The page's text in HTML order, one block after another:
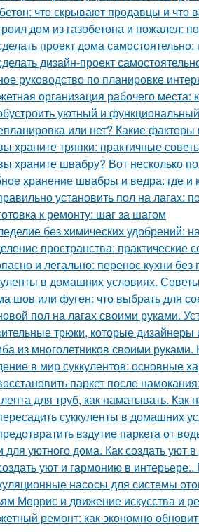
что скрывают продавцы и что
дом из газобетона и пожалел:
проект дома
дизайн-проект
руководство по планировке
организация рабочего
уютный и
или нет? Какие
храните тряпки: практичные
храните швабру? Вот несколько
хранение швабры и ведра: где и
установить пол на лагах:
к ремонту: шаг за шагом
без химических удобрений:
пространства: практические
и легально: перенос кухни без
в домашних условиях.
шов или фуген: что выбрать для
пол на лагах своими руками.
трюки, которые дизайнеры
из многолетников своими
в мир суккулентов: основные
паркет после
для труб, как наматывать. Как
суккуленты в домашних
вздутие паркета от
для уютного дома. Как создать уют
уют и гармонию в
насосы для системы
Моррис и движение искусства и
ремонт: как экономно